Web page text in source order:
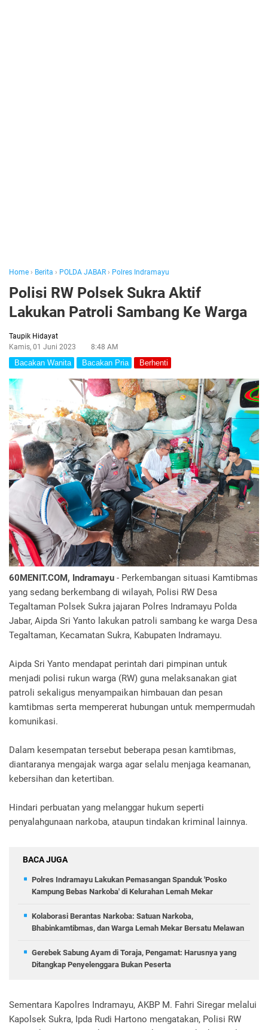
Home › Berita › POLDA JABAR › Polres Indramayu
Polisi RW Polsek Sukra Aktif
Lakukan Patroli Sambang Ke Warga
Taupik Hidayat
Kamis, 01 Juni 2023
8:48 AM
Bacakan Wanita Bacakan Pria Berhenti
60MENIT.COM, Indramayu - Perkembangan situasi Kamtibmas
yang sedang berkembang di wilayah, Polisi RW Desa
Tegaltaman Polsek Sukra jajaran Polres Indramayu Polda
Jabar, Aipda Sri Yanto lakukan patroli sambang ke warga Desa
Tegaltaman, Kecamatan Sukra, Kabupaten Indramayu.
Aipda Sri Yanto mendapat perintah dari pimpinan untuk
menjadi polisi rukun warga (RW) guna melaksanakan giat
patroli sekaligus menyampaikan himbauan dan pesan
kamtibmas serta mempererat hubungan untuk mempermudah
komunikasi.
Dalam kesempatan tersebut beberapa pesan kamtibmas,
diantaranya mengajak warga agar selalu menjaga keamanan,
kebersihan dan ketertiban.
Hindari perbuatan yang melanggar hukum seperti
penyalahgunaan narkoba, ataupun tindakan kriminal lainnya.
BACA JUGA
Polres Indramayu Lakukan Pemasangan Spanduk 'Posko
Kampung Bebas Narkoba' di Kelurahan Lemah Mekar
Kolaborasi Berantas Narkoba: Satuan Narkoba,
Bhabinkamtibmas, dan Warga Lemah Mekar Bersatu Melawan
Gerebek Sabung Ayam di Toraja, Pengamat: Harusnya yang
Ditangkap Penyelenggara Bukan Peserta
Sementara Kapolres Indramayu, AKBP M. Fahri Siregar melalui
Kapolsek Sukra, Ipda Rudi Hartono mengatakan, Polisi RW